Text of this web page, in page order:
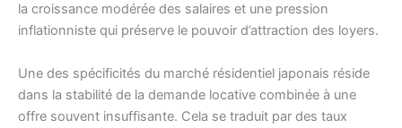
la croissance modérée des salaires et une pression
inflationniste qui préserve le pouvoir d’attraction des loyers.
Une des spécificités du marché résidentiel japonais réside
dans la stabilité de la demande locative combinée à une
offre souvent insuffisante. Cela se traduit par des taux